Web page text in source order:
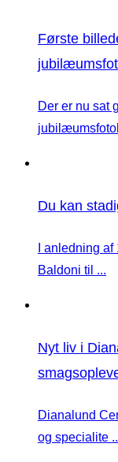
Første
Der er nu sat
Du kan
I anledning
Baldoni til ...
Nyt liv i
Dianalund
og specialite